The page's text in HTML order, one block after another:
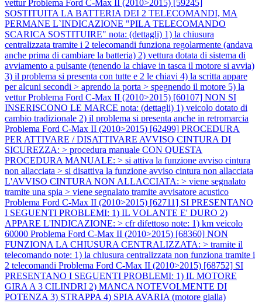
vetturProblema Ford C-Max II (2010>2015) [59245]
SOSTITUITA LA BATTERIA DEI 2 TELECOMANDI, MA
PERMANE L`INDICAZIONE "PILA TELECOMANDO
SCARICA SOSTITUIRE" nota: (dettagli) 1) la chiusura
centralizzata tramite i 2 telecomandi funziona regolarmente (andava
anche prima di cambiare la batteria) 2) vettura dotata di sistema di
avviamento a pulsante (tenendo la chiave in tasca il motore si avvia)
3) il problema si presenta con tutte e 2 le chiavi 4) la scritta appare
per alcuni secondi > aprendo la porta > spegnendo il motore 5) la
vetturProblema Ford C-Max II (2010>2015) [60107] NON SI
INSERISCONO LE MARCE nota: (dettagli) 1) veicolo dotato di
cambio tradizionale 2) il problema si presenta anche in retromarcia
Problema Ford C-Max II (2010>2015) [62499] PROCEDURA
PER ATTIVARE / DISATTIVARE AVVISO CINTURA DI
SICUREZZA: > procedura manuale CON QUESTA
PROCEDURA MANUALE: > si attiva la funzione avviso cintura
non allacciata > si disattiva la funzione avviso cintura non allacciata
L'AVVISO CINTURA NON ALLACCIATA: > viene segnalato
tramite una spia > viene segnalato tramite avvisatore acustico
Problema Ford C-Max II (2010>2015) [62711] SI PRESENTANO
I SEGUENTI PROBLEMI: 1) IL VOLANTE E' DURO 2)
APPARE L'INDICAZIONE: > cfr difettoso note: 1) km veicolo
60000 Problema Ford C-Max II (2010>2015) [68360] NON
FUNZIONA LA CHIUSURA CENTRALIZZATA: > tramite il
telecomando note: 1) la chiusura centralizzata non funziona tramite i
2 telecomandi Problema Ford C-Max II (2010>2015) [68752] SI
PRESENTANO I SEGUENTI PROBLEMI: 1) IL MOTORE
GIRA A 3 CILINDRI 2) MANCA NOTEVOLMENTE DI
POTENZA 3) STRAPPA 4) SPIA AVARIA (motore gialla)